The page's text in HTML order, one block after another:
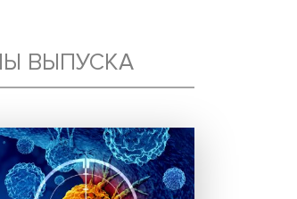
МАТЕРИАЛЫ ВЫПУСКА